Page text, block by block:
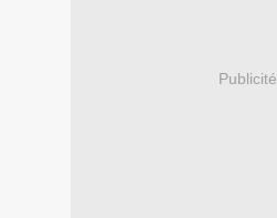
Publicité